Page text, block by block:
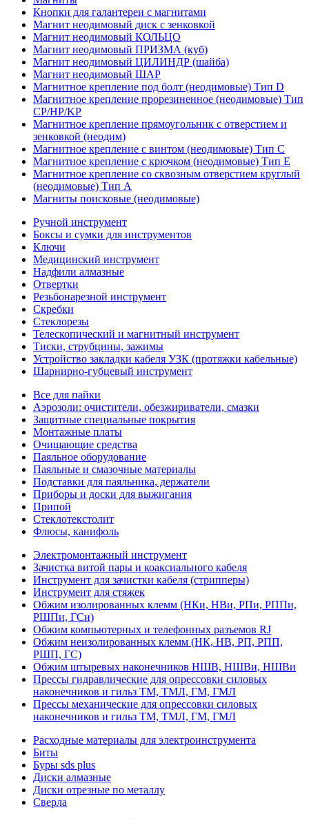
Кнопки для галантереи с магнитами
Магнит неодимовый диск с зенковкой
Магнит неодимовый КОЛЬЦО
Магнит неодимовый ПРИЗМА (куб)
Магнит неодимовый ЦИЛИНДР (шайба)
Магнит неодимовый ШАР
Магнитное крепление под болт (неодимовые) Тип D
Магнитное крепление прорезиненное (неодимовые) Тип
CP/HP/KP
Магнитное крепление прямоугольник с отверстием и
зенковкой (неодим)
Магнитное крепление с винтом (неодимовые) Тип С
Магнитное крепление с крючком (неодимовые) Тип Е
Магнитное крепление со сквозным отверстием круглый
(неодимовые) Тип А
Магниты поисковые (неодимовые)
Ручной инструмент
Боксы и сумки для инструментов
Ключи
Медицинский инструмент
Надфили алмазные
Отвертки
Резьбонарезной инструмент
Скребки
Стеклорезы
Телескопический и магнитный инструмент
Тиски, струбцины, зажимы
Устройство закладки кабеля УЗК (протяжки кабельные)
Шарнирно-губцевый инструмент
Все для пайки
Аэрозоли: очистители, обезжириватели, смазки
Защитные специальные покрытия
Монтажные платы
Очищающие средства
Паяльное оборудование
Паяльные и смазочные материалы
Подставки для паяльника, держатели
Приборы и доски для выжигания
Припой
Стеклотекстолит
Флюсы, канифоль
Электромонтажный инструмент
Зачистка витой пары и коаксиального кабеля
Инструмент для зачистки кабеля (стрипперы)
Инструмент для стяжек
Обжим изолированных клемм (НКи, НВи, РПи, РППи,
РШПи, ГСи)
Обжим компьютерных и телефонных разъемов RJ
Обжим неизолированных клемм (НК, НВ, РП, РПП,
РШП, ГС)
Обжим штыревых наконечников НШВ, НШВи, НШВи
Прессы гидравлические для опрессовки силовых
наконечников и гильз ТМ, ТМЛ, ГМ, ГМЛ
Прессы механические для опрессовки силовых
наконечников и гильз ТМ, ТМЛ, ГМ, ГМЛ
Расходные материалы для электроинструмента
Биты
Буры sds plus
Диски алмазные
Диски отрезные по металлу
Сверла